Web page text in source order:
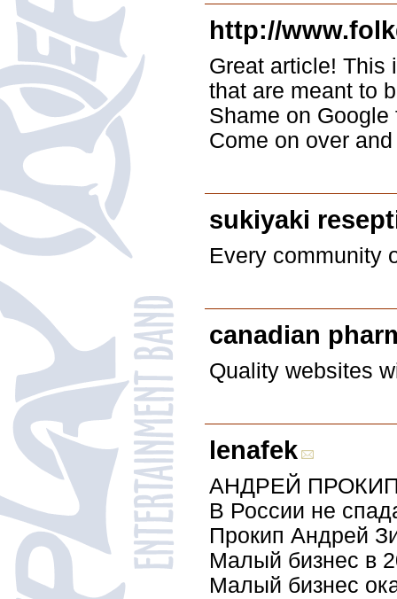
http://
Great article! This
that are meant to
Shame on
Come on over
sukiyaki
Every community
canadian
Quality websites
lenafek
АНДРЕЙ
В России не
Прокип Андрей
Малый бизнес в
Малый бизнес